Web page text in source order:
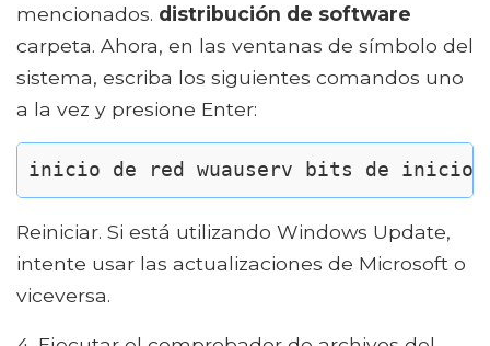
mencionados. distribución de software
carpeta. Ahora, en las ventanas de símbolo del
sistema, escriba los siguientes comandos uno
a la vez y presione Enter:
inicio de red wuauserv bits de inicio
Reiniciar. Si está utilizando Windows Update,
intente usar las actualizaciones de Microsoft o
viceversa.